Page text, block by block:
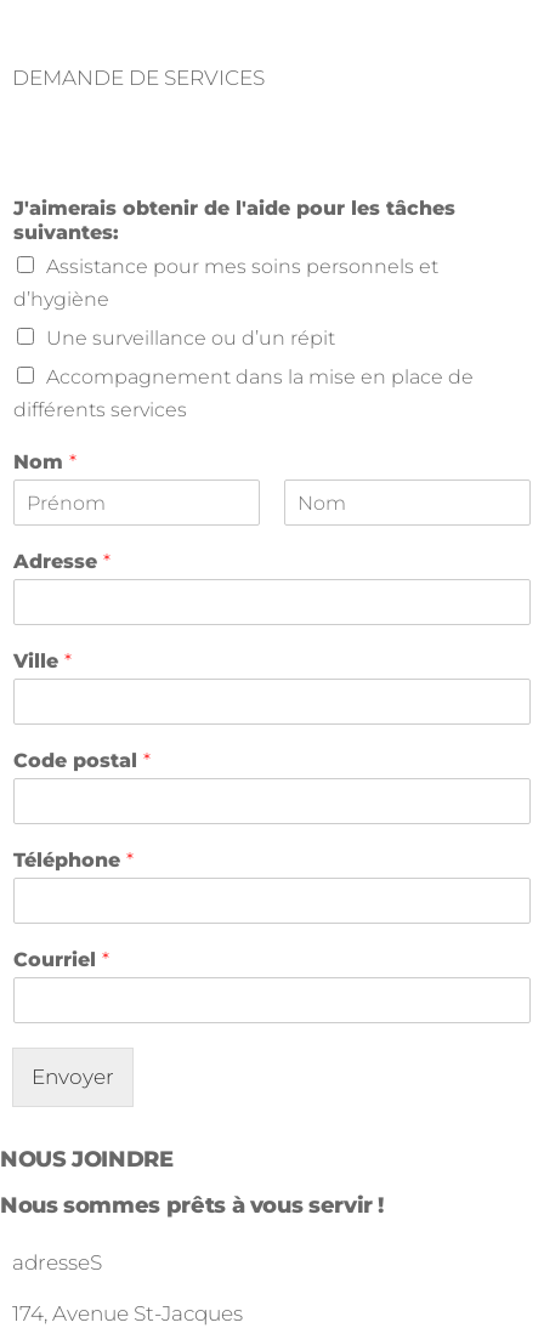
DEMANDE DE SERVICES
J'aimerais obtenir de l'aide pour les tâches
suivantes:
Assistance pour mes soins personnels et
d’hygiène
Une surveillance ou d’un répit
Accompagnement dans la mise en place de
différents services
Nom *
rAdresse *
Ville *
Code postal *
Téléphone *
Courriel *
Envoyer
NOUS JOINDRE
Nous sommes prêts à vous servir !
adresseS
174, Avenue St-Jacques